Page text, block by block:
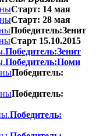
Старт: 14 мая
Старт: 28 мая
Победитель:Зенит
Старт 15.10.2015
Победитель:Зенит
Победитель:Поми
Победитель:
Победитель:
Победитель: